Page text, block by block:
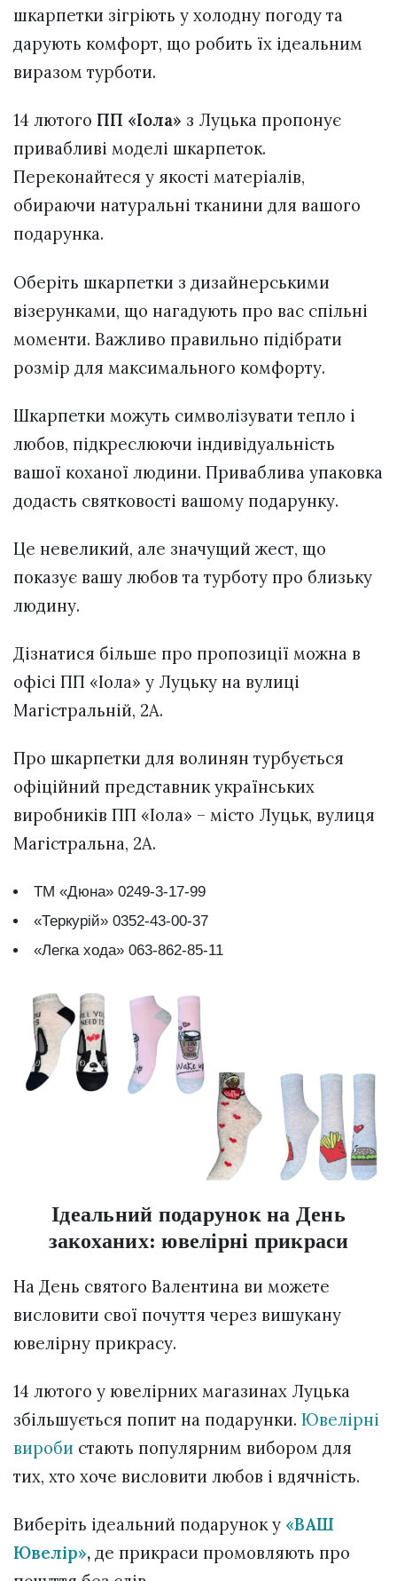
шкарпетки зігріють у холодну погоду та
дарують комфорт, що робить їх ідеальним
виразом турботи.
14 лютого ПП «Іола» з Луцька пропонує
привабливі моделі шкарпеток.
Переконайтеся у якості матеріалів,
обираючи натуральні тканини для вашого
подарунка.
Оберіть шкарпетки з дизайнерськими
візерунками, що нагадують про вас спільні
моменти. Важливо правильно підібрати
розмір для максимального комфорту.
Шкарпетки можуть символізувати тепло і
любов, підкреслюючи індивідуальність
вашої коханої людини. Приваблива упаковка
додасть святковості вашому подарунку.
Це невеликий, але значущий жест, що
показує вашу любов та турботу про близьку
людину.
Дізнатися більше про пропозиції можна в
офісі ПП «Іола» у Луцьку на вулиці
Магістральній, 2А.
Про шкарпетки для волинян турбується
офіційний представник українських
виробників ПП «Іола» – місто Луцьк, вулиця
Магістральна, 2А.
ТМ «Дюна» 0249-3-17-99
«Теркурій» 0352-43-00-37
«Легка хода» 063-862-85-11
Ідеальний подарунок на День
закоханих: ювелірні прикраси
На День святого Валентина ви можете
висловити свої почуття через вишукану
ювелірну прикрасу.
14 лютого у ювелірних магазинах Луцька
збільшується попит на подарунки. Ювелірні
вироби стають популярним вибором для
тих, хто хоче висловити любов і вдячність.
Виберіть ідеальний подарунок у «ВАШ
Ювелір», де прикраси промовляють про